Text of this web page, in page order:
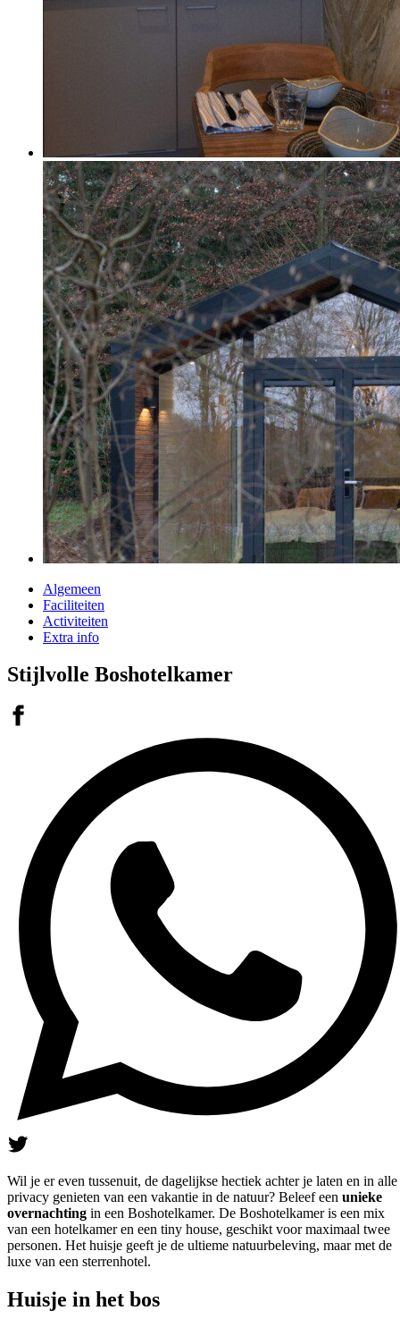
Algemeen
Faciliteiten
Activiteiten
Extra info
Stijlvolle Boshotelkamer
Wil je er even tussenuit, de dagelijkse hectiek achter je laten en in alle
privacy genieten van een vakantie in de natuur? Beleef een unieke
overnachting in een Boshotelkamer. De Boshotelkamer is een mix
van een hotelkamer en een tiny house, geschikt voor maximaal twee
personen. Het huisje geeft je de ultieme natuurbeleving, maar met de
luxe van een sterrenhotel.
Huisje in het bos